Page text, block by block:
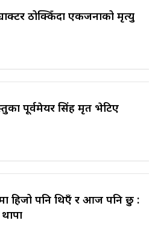
ठोक्किँदा एकजनाको मृत्यु
पूर्वमेयर सिंह मृत भेटिए
हिजो पनि थिएँ र आज पनि छु :